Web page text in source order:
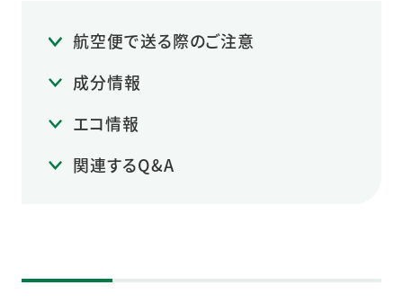
航空便で送る際のご注意
成分情報
エコ情報
関連するQ&A